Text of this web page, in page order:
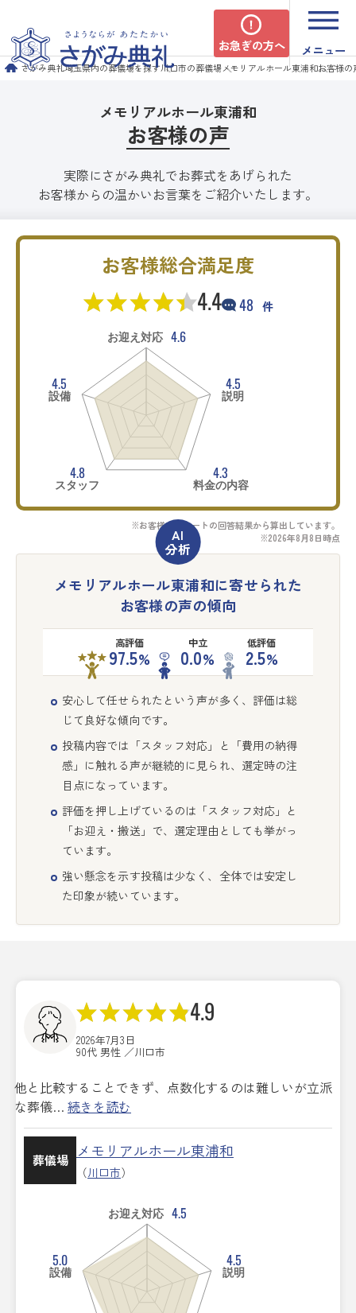
お急ぎの方へ メニュー
さがみ典礼埼玉県内の葬儀場を探す川口市の葬儀場メモリアルホール東浦和お客様の
メモリアルホール東浦和
お客様の声
実際にさがみ典礼でお葬式をあげられた
お客様からの温かいお言葉をご紹介いたします。
お客様総合満足度
4.4 48 件
お迎え対応 4.6
4.5
説明
4.3
料金の内容
4.8
スタッフ
4.5
設備
※お客様アンケートの回答結果から算出しています。
※2026年8月8日時点
メモリアルホール東浦和に寄せられた
お客様の声の傾向
高評価
97.5%
中立
0.0%
低評価
2.5%
安心して任せられたという声が多く、評価は総
じて良好な傾向です。
投稿内容では「スタッフ対応」と「費用の納得
感」に触れる声が継続的に見られ、選定時の注
目点になっています。
評価を押し上げているのは「スタッフ対応」と
「お迎え・搬送」で、選定理由としても挙がっ
ています。
強い懸念を示す投稿は少なく、全体では安定し
た印象が続いています。
4.9
2026年7月3日
90代 男性 ／川口市
他と比較することできず、点数化するのは難しいが立派
な葬儀… 続きを読む
葬儀場 メモリアルホール東浦和
（川口市）
お迎え対応 4.5
4.5
説明
5.0
設備